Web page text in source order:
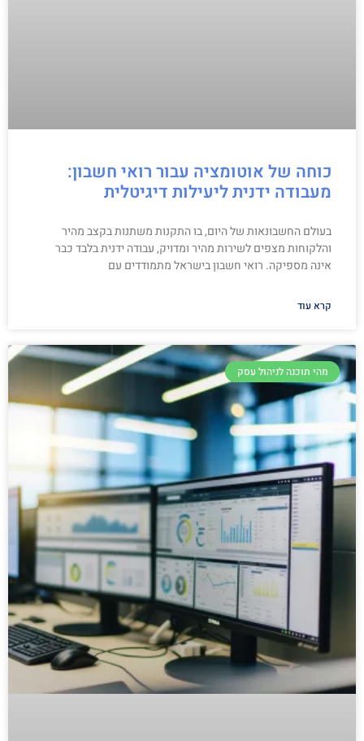
כוחה של אוטומציה עבור רואי חשבון:
מעבודה ידנית ליעילות דיגיטלית
בעולם החשבונאות של היום, בו התקנות משתנות בקצב מהיר
והלקוחות מצפים לשירות מהיר ומדויק, עבודה ידנית בלבד כבר
אינה מספיקה. רואי חשבון בישראל מתמודדים עם
קרא עוד
מהי תוכנה לניהול עסק